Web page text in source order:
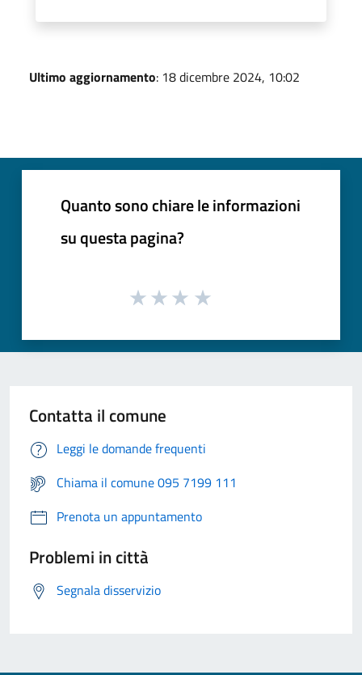
Ultimo aggiornamento: 18 dicembre 2024, 10:02
Quanto sono chiare le informazioni
su questa pagina?
Contatta il comune
Leggi le domande frequenti
Chiama il comune 095 7199 111
Prenota un appuntamento
Problemi in città
Segnala disservizio